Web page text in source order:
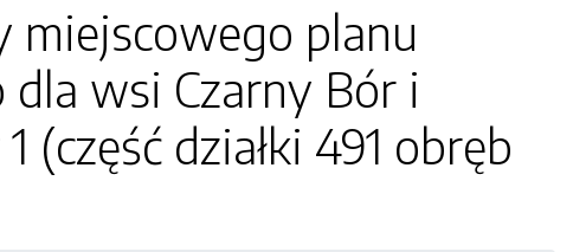
miejscowego planu
wsi Czarny Bór i
(część działki 491 obręb